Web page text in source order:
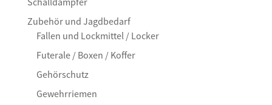
Zubehör und Jagdbedarf
Fallen und Lockmittel / Locker
Futerale / Boxen / Koffer
Gehörschutz
Gewehrriemen